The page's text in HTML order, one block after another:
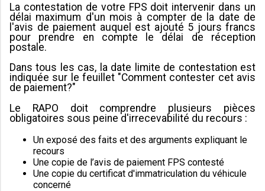
La contestation de votre FPS doit intervenir dans un
délai maximum d'un mois à compter de la date de
l'avis de paiement auquel est ajouté 5 jours francs
pour prendre en compte le délai de réception
postale.
Dans tous les cas, la date limite de contestation est
indiquée sur le feuillet "Comment contester cet avis
de paiement?"
Le RAPO doit comprendre plusieurs pièces
obligatoires sous peine d'irrecevabilité du recours :
Un exposé des faits et des arguments expliquant le
recours
Une copie de l’avis de paiement FPS contesté
Une copie du certificat d'immatriculation du véhicule
concerné